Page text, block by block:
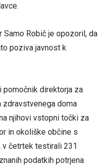
Robič je opozoril, da
poziva javnost k
pomočnik direktorja za
doma
njihovi vstopni točki za
in okoliške občine s
četrtek testirali 231
podatkih potrjena